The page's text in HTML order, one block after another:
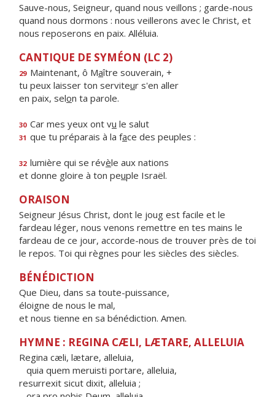
Sauve-nous, Seigneur, quand nous veillons ; garde-nous
quand nous dormons : nous veillerons avec le Christ, et
nous reposerons en paix. Alléluia.
CANTIQUE DE SYMÉON (LC 2)
29 Maintenant, ô Maître souverain, +
tu peux laisser ton serviteur s'en aller
en paix, selon ta parole.
30 Car mes yeux ont vu le salut
31 que tu préparais à la face des peuples :
32 lumière qui se révèle aux nations
et donne gloire à ton peuple Israël.
ORAISON
Seigneur Jésus Christ, dont le joug est facile et le
fardeau léger, nous venons remettre en tes mains le
fardeau de ce jour, accorde-nous de trouver près de toi
le repos. Toi qui règnes pour les siècles des siècles.
BÉNÉDICTION
Que Dieu, dans sa toute-puissance,
éloigne de nous le mal,
et nous tienne en sa bénédiction. Amen.
HYMNE : REGINA CÆLI, LÆTARE, ALLELUIA
Regina cæli, lætare, alleluia,
quia quem meruisti portare, alleluia,
resurrexit sicut dixit, alleluia ;